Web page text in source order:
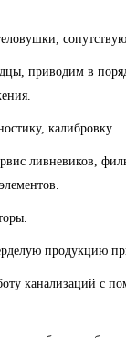
приводим в
калибровку.
ливневиков,
продукцию
канализаций с